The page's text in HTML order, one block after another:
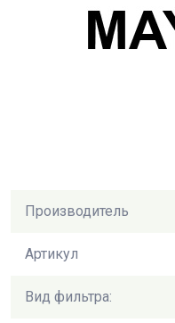
Производитель
Артикул
Вид фильтра: